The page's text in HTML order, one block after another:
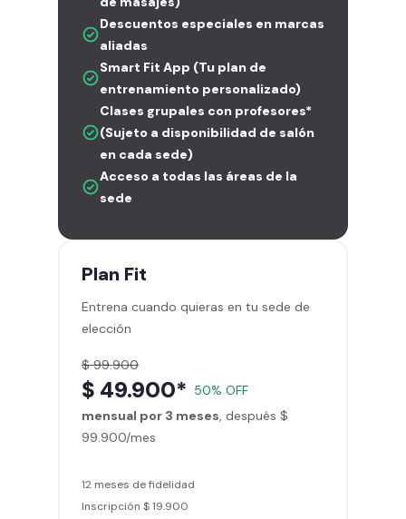
Descuentos especiales en marcas
aliadas
Smart Fit App (Tu plan de
entrenamiento personalizado)
Clases grupales con profesores*
(Sujeto a disponibilidad de salón
en cada sede)
Acceso a todas las áreas de la
sede
Plan Fit
Entrena cuando quieras en tu sede de
elección
$ 99.900
$ 49.900* 50% OFF
mensual por 3 meses , después $
99.900/mes
12 meses de fidelidad
Inscripción $ 19.900